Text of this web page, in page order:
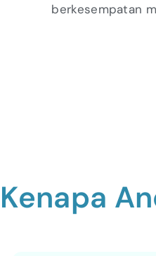
berkesempatan
Kenapa